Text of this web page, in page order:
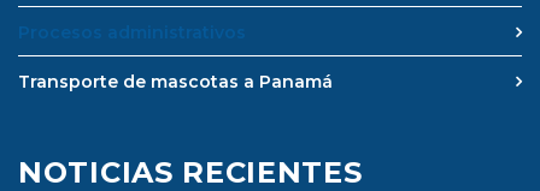
Procesos administrativos
Transporte de mascotas a Panamá
NOTICIAS RECIENTES